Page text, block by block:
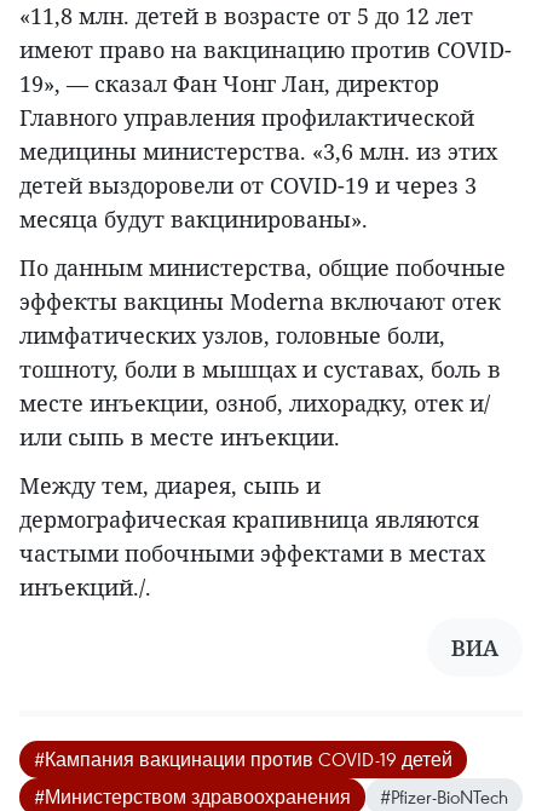
«11,8 млн. детей в возрасте от 5 до 12 лет
имеют право на вакцинацию против COVID-
19», — сказал Фан Чонг Лан, директор
Главного управления профилактической
медицины министерства. «3,6 млн. из этих
детей выздоровели от COVID-19 и через 3
месяца будут вакцинированы».
По данным министерства, общие побочные
эффекты вакцины Moderna включают отек
лимфатических узлов, головные боли,
тошноту, боли в мышцах и суставах, боль в
месте инъекции, озноб, лихорадку, отек и/
или сыпь в месте инъекции.
Между тем, диарея, сыпь и
дермографическая крапивница являются
частыми побочными эффектами в местах
инъекций./.
ВИА
#Кампания вакцинации против COVID-19 детей
#Министерством здравоохранения
#Pfizer-BioNTech